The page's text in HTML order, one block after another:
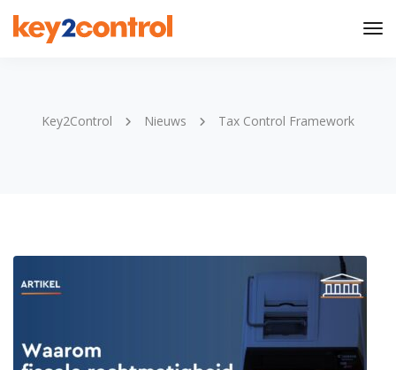
Key2Control Nieuws Tax Control Framework